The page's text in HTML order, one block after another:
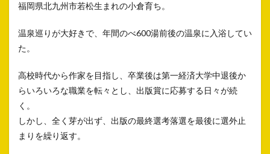
福岡県北九州市若松生まれの小倉育ち。
温泉巡りが大好きで、年間のべ600湯前後の温泉に入浴してい
た。
高校時代から作家を目指し、卒業後は第一経済大学中退後か
らいろいろな職業を転々とし、出版賞に応募する日々が続
く。
しかし、全く芽が出ず、出版の最終選考落選を最後に選外止
まりを繰り返す。